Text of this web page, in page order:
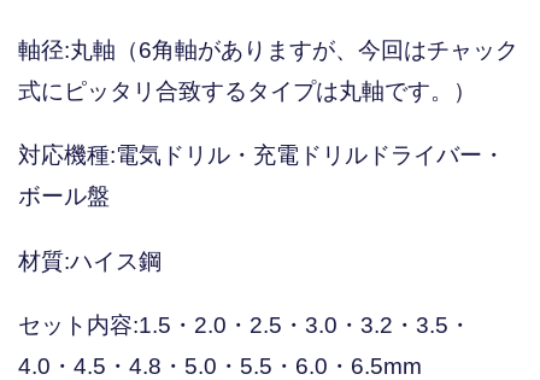
軸径:丸軸（6角軸がありますが、今回はチャック
式にピッタリ合致するタイプは丸軸です。）
対応機種:電気ドリル・充電ドリルドライバー・
ボール盤
材質:ハイス鋼
セット内容:1.5・2.0・2.5・3.0・3.2・3.5・
4.0・4.5・4.8・5.0・5.5・6.0・6.5mm